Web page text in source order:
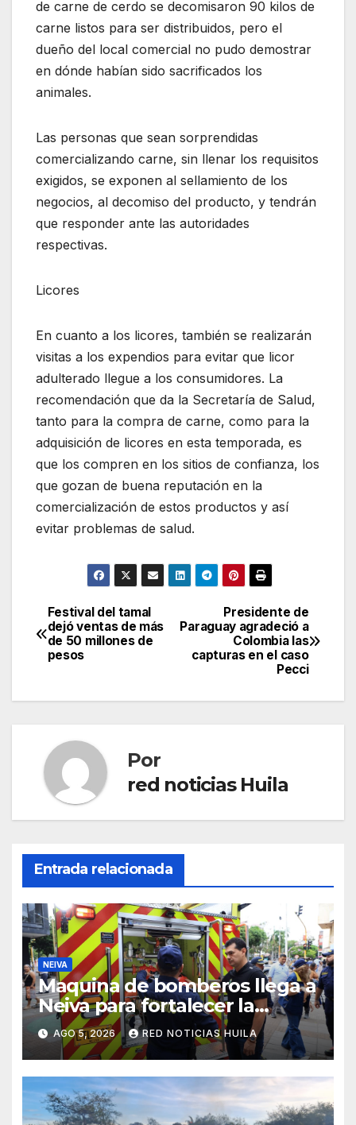
de carne de cerdo se decomisaron 90 kilos de
carne listos para ser distribuidos, pero el
dueño del local comercial no pudo demostrar
en dónde habían sido sacrificados los
animales.
Las personas que sean sorprendidas
comercializando carne, sin llenar los requisitos
exigidos, se exponen al sellamiento de los
negocios, al decomiso del producto, y tendrán
que responder ante las autoridades
respectivas.
Licores
En cuanto a los licores, también se realizarán
visitas a los expendios para evitar que licor
adulterado llegue a los consumidores. La
recomendación que da la Secretaría de Salud,
tanto para la compra de carne, como para la
adquisición de licores en esta temporada, es
que los compren en los sitios de confianza, los
que gozan de buena reputación en la
comercialización de estos productos y así
evitar problemas de salud.
Navegación
de
Presidente de
Paraguay agradeció a
Colombia las
capturas en el caso
Pecci
Festival del tamal
dejó ventas de más
de 50 millones de
pesos
Por
red noticias Huila
Entrada relacionada
NEIVA
Maquina de bomberos llega a
Neiva para fortalecer la
asistencia en las
emergencias ocasionadas por
el fenómeno del niño
AGO 5, 2026 RED NOTICIAS HUILA